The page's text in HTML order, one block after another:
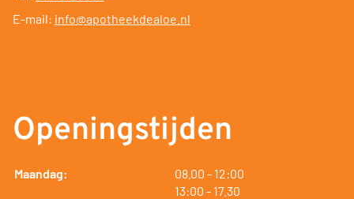
E-mail: info@apotheekdealoe.nl
Openingstijden
Maandag: 08.00 tot
- 12:00
13:00 tot
- 17.30